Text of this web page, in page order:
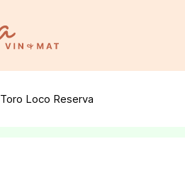
Toro Loco Reserva